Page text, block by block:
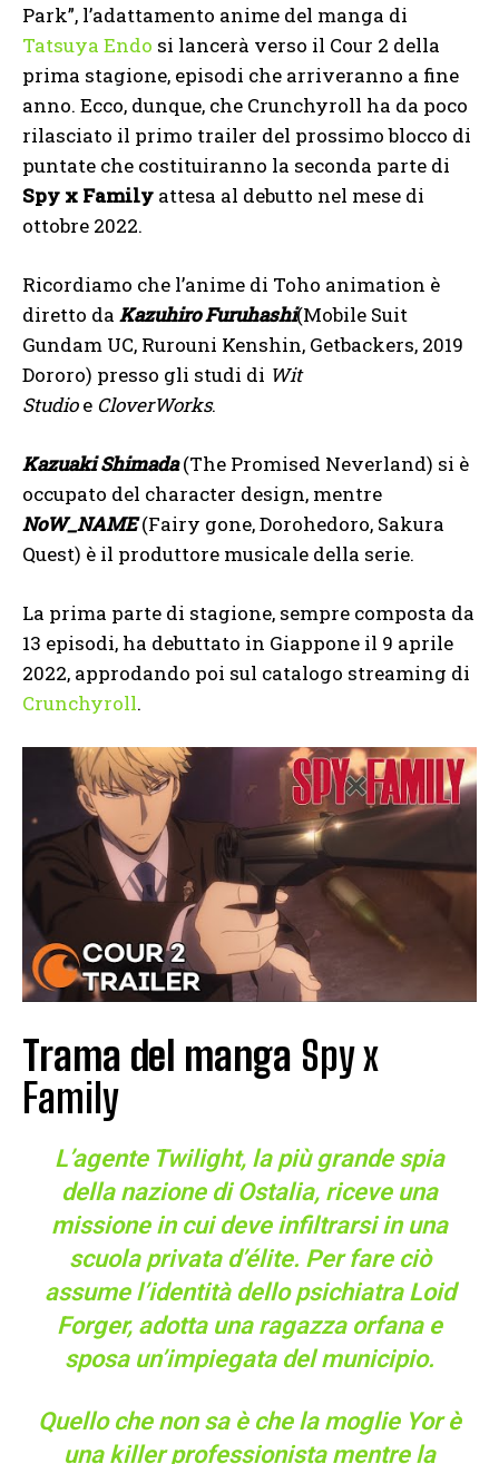
Park”, l’adattamento anime del manga di
Tatsuya Endo si lancerà verso il Cour 2 della
prima stagione, episodi che arriveranno a fine
anno. Ecco, dunque, che Crunchyroll ha da poco
rilasciato il primo trailer del prossimo blocco di
puntate che costituiranno la seconda parte di
Spy x Family attesa al debutto nel mese di
ottobre 2022.
Ricordiamo che l’anime di Toho animation è
diretto da Kazuhiro Furuhashi(Mobile Suit
Gundam UC, Rurouni Kenshin, Getbackers, 2019
Dororo) presso gli studi di Wit
Studioe CloverWorks.
Kazuaki Shimada(The Promised Neverland) si è
occupato del character design, mentre
NoW_NAME(Fairy gone, Dorohedoro, Sakura
Quest) è il produttore musicale della serie.
La prima parte di stagione, sempre composta da
13 episodi, ha debuttato in Giappone il 9 aprile
2022, approdando poi sul catalogo streaming di
Crunchyroll.
Trama del manga Spy x
Family
L’agente Twilight, la più grande spia
della nazione di Ostalia, riceve una
missione in cui deve infiltrarsi in una
scuola privata d’élite. Per fare ciò
assume l’identità dello psichiatra Loid
Forger, adotta una ragazza orfana e
sposa un’impiegata del municipio.
Quello che non sa è che la moglie Yor è
una killer professionista mentre la